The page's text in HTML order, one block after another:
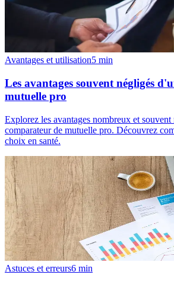
Avantages et utilisation5 min
Les avantages souvent négligés
mutuelle pro
Explorez les avantages nombreux et souvent
comparateur de mutuelle pro. Découvrez
choix en santé.
Astuces et erreurs6 min